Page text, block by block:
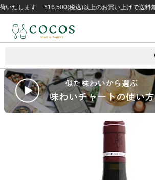
ます ¥16,500(税込)以上のお買い上げで送料無料！